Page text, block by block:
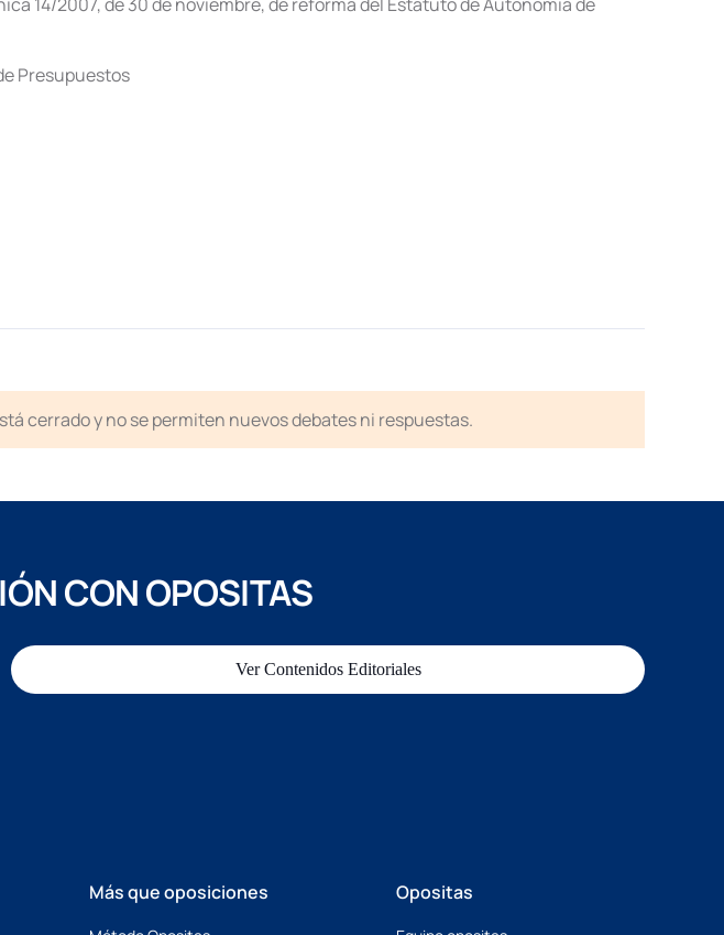
Presupuestos
cerrado y no se permiten nuevos debates ni respuestas.
CON OPOSITAS
Ver Contenidos Editoriales
Más que oposiciones Opositas